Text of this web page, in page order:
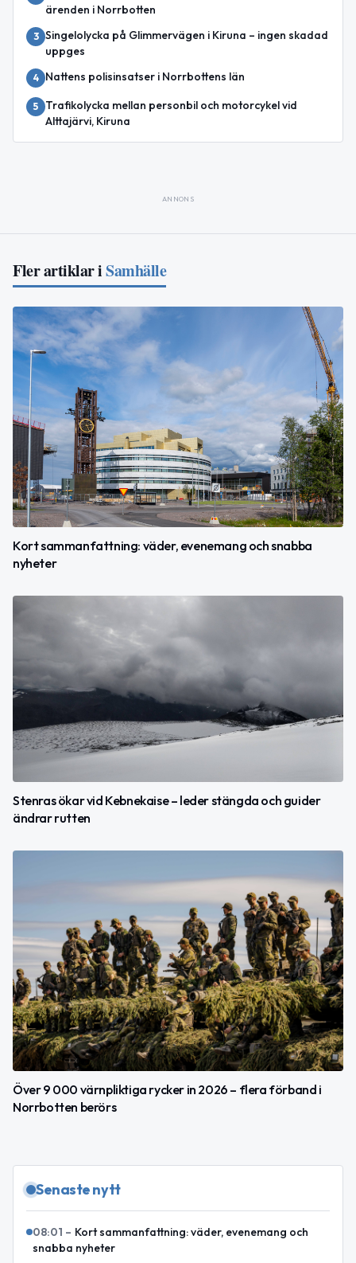
ärenden i Norrbotten
3 Singelolycka på Glimmervägen i Kiruna – ingen skadad
uppges
4 Nattens polisinsatser i Norrbottens län
5
Trafikolycka mellan personbil och motorcykel vid
Alttajärvi, Kiruna
ANNONS
Fler artiklar iSamhälle
Kort sammanfattning: väder, evenemang och snabba
nyheter
Stenras ökar vid Kebnekaise – leder stängda och guider
ändrar rutten
Över 9 000 värnpliktiga rycker in 2026 – flera förband i
Norrbotten berörs
Senaste nytt
08:01 – Kort sammanfattning: väder, evenemang och
snabba nyheter